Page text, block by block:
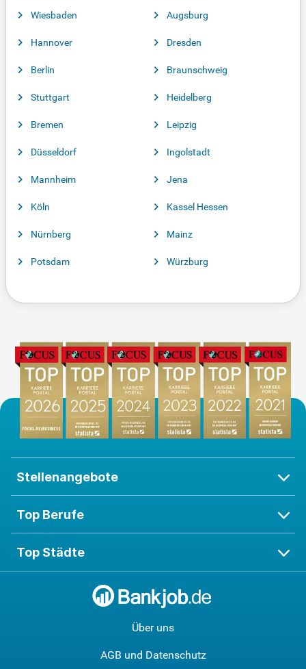
Wiesbaden
Hannover
Berlin
Stuttgart
Bremen
Düsseldorf
Mannheim
Köln
Nürnberg
Potsdam
Augsburg
Dresden
Braunschweig
Heidelberg
Leipzig
Ingolstadt
Jena
Kassel Hessen
Mainz
Würzburg
Stellenangebote
Top Berufe
Top Städte
Über uns
AGB und Datenschutz